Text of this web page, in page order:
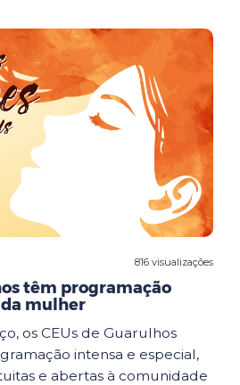
816 visualizações
têm programação
mulher
os CEUs de Guarulhos
intensa e especial,
e abertas à comunidade